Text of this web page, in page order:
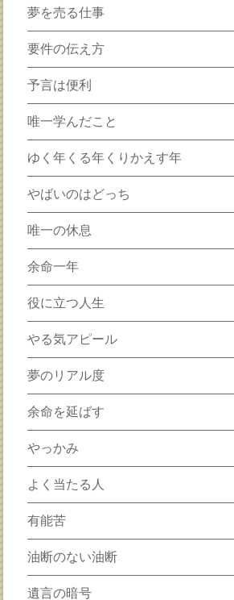
夢を売る仕事
要件の伝え方
予言は便利
唯一学んだこと
ゆく年くる年くりかえす年
やばいのはどっち
唯一の休息
余命一年
役に立つ人生
やる気アピール
夢のリアル度
余命を延ばす
やっかみ
よく当たる人
有能苦
油断のない油断
遺言の暗号